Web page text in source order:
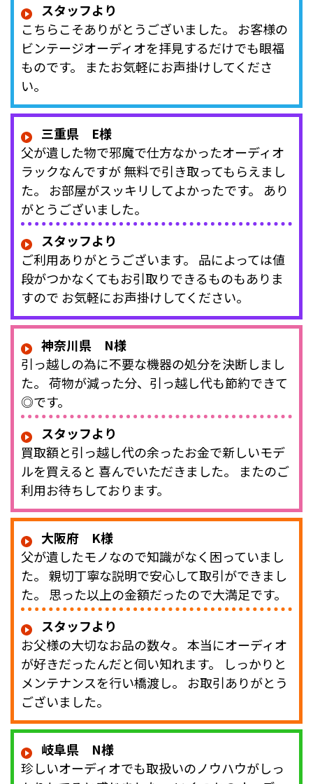
スタッフより
こちらこそありがとうございました。 お客様の
ビンテージオーディオを拝見するだけでも眼福
ものです。 またお気軽にお声掛けしてくださ
い。
三重県 E様
父が遺した物で邪魔で仕方なかったオーディオ
ラックなんですが 無料で引き取ってもらえまし
た。 お部屋がスッキリしてよかったです。 あり
がとうございました。
スタッフより
ご利用ありがとうございます。 品によっては値
段がつかなくてもお引取りできるものもありま
すので お気軽にお声掛けしてください。
神奈川県 N様
引っ越しの為に不要な機器の処分を決断しまし
た。 荷物が減った分、引っ越し代も節約できて
◎です。
スタッフより
買取額と引っ越し代の余ったお金で新しいモデ
ルを買えると 喜んでいただきました。 またのご
利用お待ちしております。
大阪府 K様
父が遺したモノなので知識がなく困っていまし
た。 親切丁寧な説明で安心して取引ができまし
た。 思った以上の金額だったので大満足です。
スタッフより
お父様の大切なお品の数々。 本当にオーディオ
が好きだったんだと伺い知れます。 しっかりと
メンテナンスを行い橋渡し。 お取引ありがとう
ございました。
岐阜県 N様
珍しいオーディオでも取扱いのノウハウがしっ